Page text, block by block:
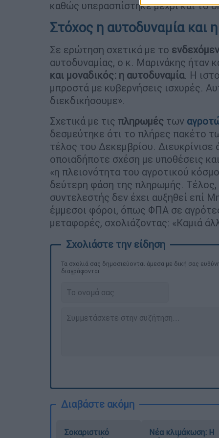
καθώς υπερασπίστηκε μέχρι και το
Στόχος η αυτοδυναμία και
Σε ερώτηση σχετικά με το
αυτοδυναμίας, ο κ. Μαρινάκης ήταν
και μοναδικός: η αυτοδυναμία. Η
μπροστά με κυβερνήσεις ισχυρές.
διεκδικήσουμε».
Σχετικά με τις πληρωμές των
δεσμεύτηκε ότι το πλήρες πακέτο
τέλος του Δεκεμβρίου.
οποιαδήποτε σχέση με υποθέσεις
«η πλειονότητα του αγροτικού
δεύτερη φάση της πληρωμής.
συντελεστής δεν έχει αυξηθεί επί
έμμεσοι φόροι, όπως ΦΠΑ σε
μεταφορές, σχολιάζοντας: «Καμιά
Τα σχολιά σας δημοσιεύονται άμεσα με δική σας
διαγράφονται
Διαβάστε ακόμη
Σοκαριστικό
Νέα κλιμάκωση: Η